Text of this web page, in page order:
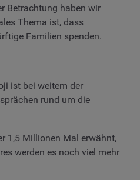
Betrachtung haben wir
Thema ist, dass
Familien spenden.
ist bei weitem der
rund um die
1,5 Millionen Mal erwähnt,
werden es noch viel mehr